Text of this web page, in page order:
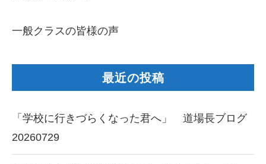
一般クラスの皆様の声
最近の投稿
「学校に行きづらくなった君へ」 道場長ブログ
20260729